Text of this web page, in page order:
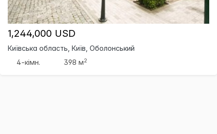
1,244,000 USD
Київська область, Київ, Оболонський
4-кімн.
398 м2